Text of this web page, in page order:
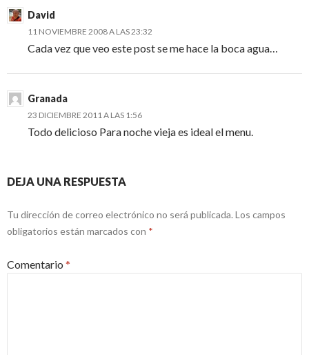
David
11 NOVIEMBRE 2008 A LAS 23:32
Cada vez que veo este post se me hace la boca agua…
Granada
23 DICIEMBRE 2011 A LAS 1:56
Todo delicioso Para noche vieja es ideal el menu.
DEJA UNA RESPUESTA
Tu dirección de correo electrónico no será publicada. Los campos
obligatorios están marcados con *
Comentario *